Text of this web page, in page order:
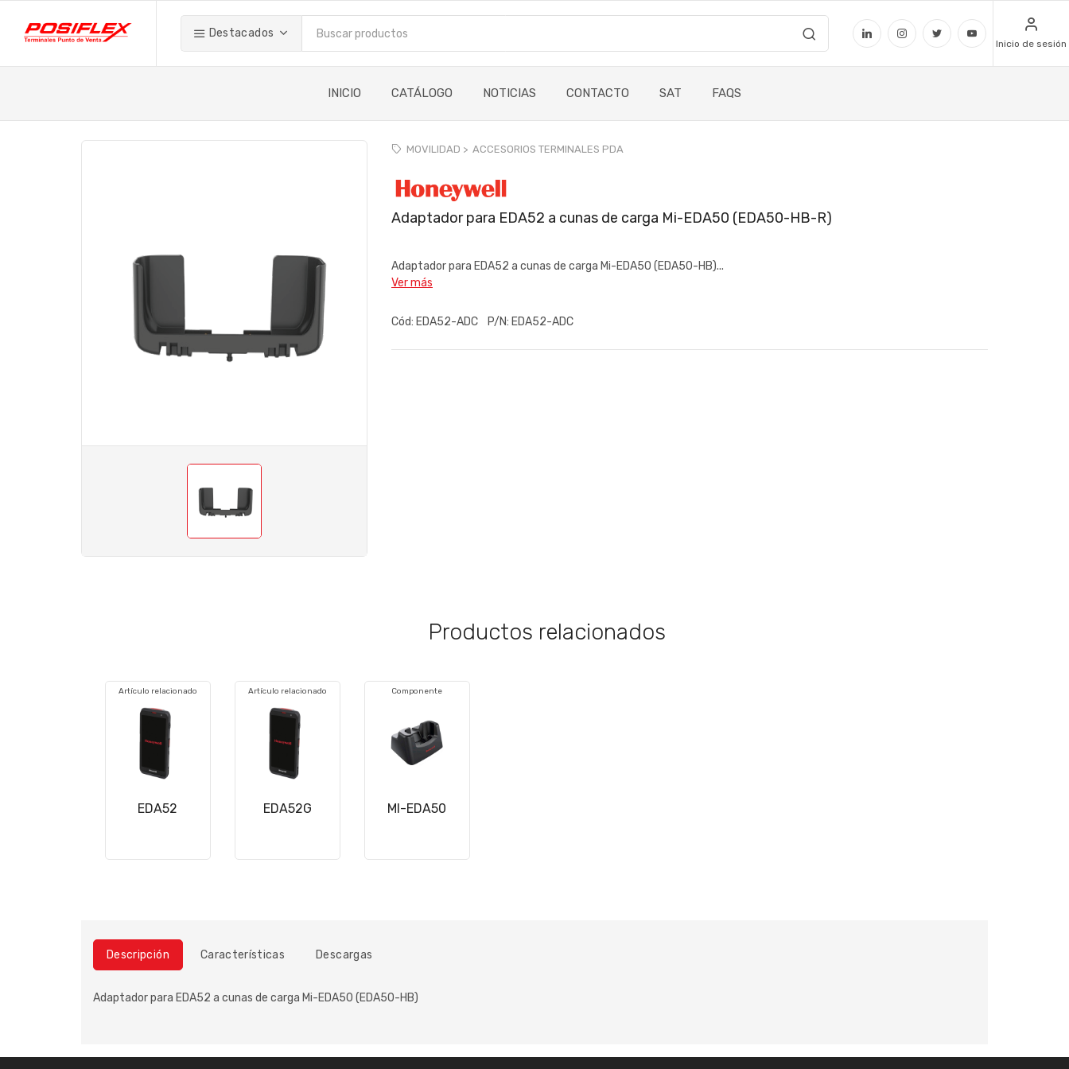
Destacados
Inicio de sesión
INICIO CATÁLOGO NOTICIAS CONTACTO SAT FAQS
MOVILIDAD > ACCESORIOS TERMINALES PDA
Adaptador para EDA52 a cunas de carga Mi-EDA50 (EDA50-HB-R)
Adaptador para EDA52 a cunas de carga Mi-EDA50 (EDA50-HB)...
Ver más
Cód: EDA52-ADC P/N: EDA52-ADC
Productos relacionados
Artículo relacionado
EDA52
Artículo relacionado
EDA52G
Componente
MI-EDA50
Descripción Características Descargas
Adaptador para EDA52 a cunas de carga Mi-EDA50 (EDA50-HB)